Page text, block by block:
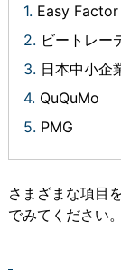
Easy Factor
ビートレー
日本中小企
QuQuMo
PMG
さまざまな項目
でみてください。